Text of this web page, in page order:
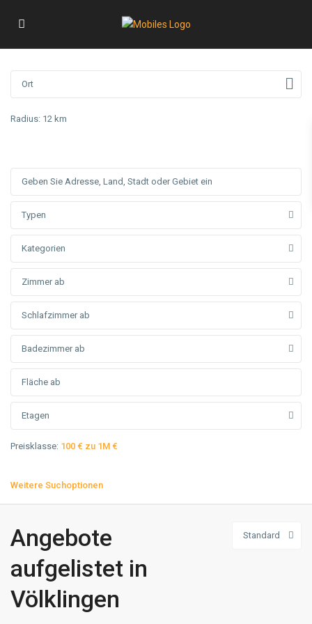
Radius: 12 km
Typen
Kategorien
Zimmer ab
Schlafzimmer ab
Badezimmer ab
Etagen
Preisklasse: 100 € zu 1M €
Weitere Suchoptionen
Standard
Angebote
aufgelistet in
Völklingen